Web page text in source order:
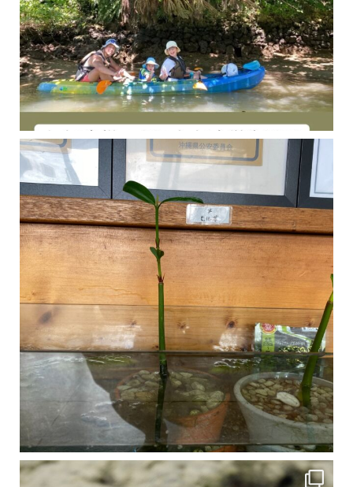
今年の1月にお店に植えたマングローブ(メヒルギ)の苗が成長してきました
マングロ
比謝川でよく見られる生き物 「イソシギ」の足に釣り針が(>_<) 比謝川は釣りが可